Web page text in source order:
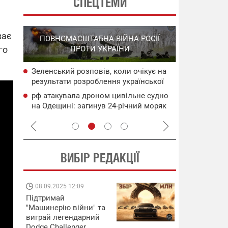
ПОВНОМАСШТАБНА ВІЙНА РОСІЇ
ПРОТИ УКРАЇНИ
Зеленський розповів, коли очікує на
результати розроблення української
балістики
рф атакувала дроном цивільне судно
на Одещині: загинув 24-річний моряк
ВИБІР РЕДАКЦІЇ
08.09.2025 12:09
Підтримай
"Машинерію війни" та
виграй легендарний